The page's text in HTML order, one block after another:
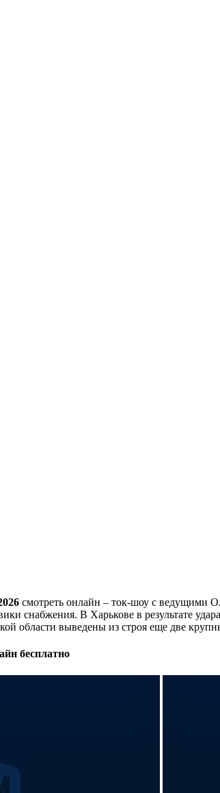
смотреть онлайн – ток-шоу с ведущими
снабжения. В Харькове в результате
области выведены из строя еще две
бесплатно